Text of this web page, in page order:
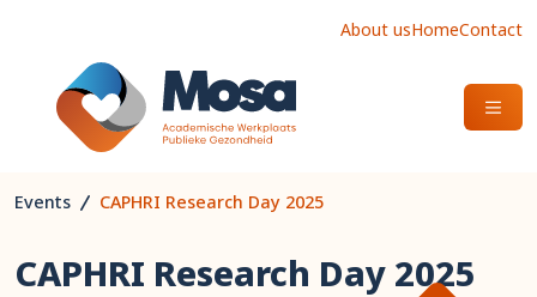
About usHomeContact
OPEN
Events CAPHRI Research Day 2025
CAPHRI Research Day 2025